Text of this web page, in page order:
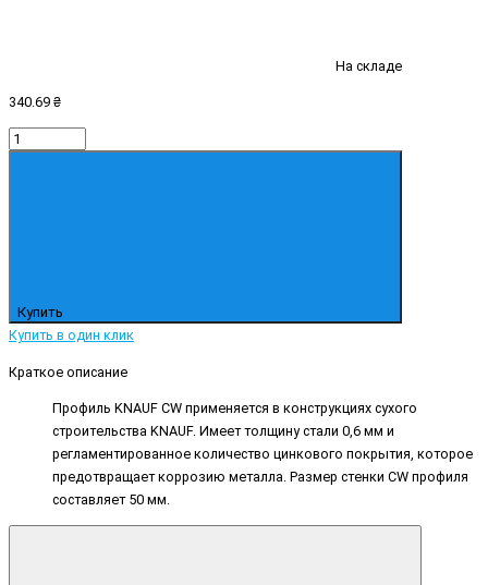
На складе
340.69 ₴
Купить
Купить в один клик
Краткое описание
Профиль KNAUF CW применяется в конструкциях сухого
строительства KNAUF. Имеет толщину стали 0,6 мм и
регламентированное количество цинкового покрытия, которое
предотвращает коррозию металла. Размер стенки CW профиля
составляет 50 мм.